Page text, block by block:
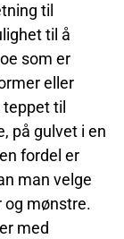
til
til å
som er
eller
til
på gulvet i en
fordel er
man velge
og mønstre.
med